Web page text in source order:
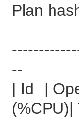
Plan
--
| Id |